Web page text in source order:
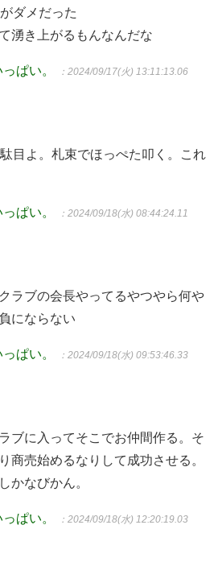
ダメだった
湧き上がるもんなんだな
ぱい。 ：2024/09/17(火) 13:11:13.06
目よ。札束でほっぺた叩く。これ
ぱい。 ：2024/09/18(水) 08:44:24.11
ラブの会長やってるやつやら何や
にならない
ぱい。 ：2024/09/18(水) 09:53:46.33
ブに入ってそこでお仲間作る。そ
商売始めるなりして成功させる。
かなびかん。
ぱい。 ：2024/09/18(水) 12:20:19.03